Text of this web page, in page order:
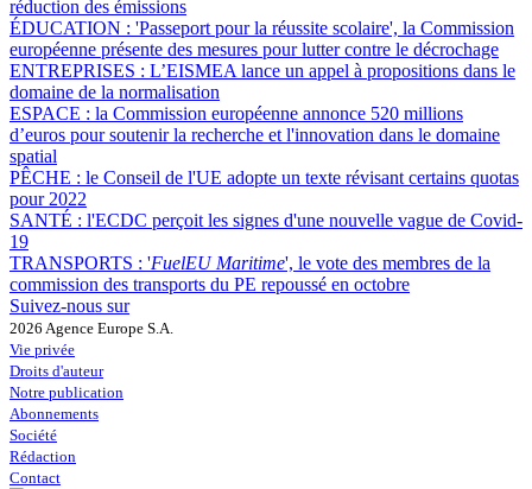
réduction des émissions
ÉDUCATION : 'Passeport pour la réussite scolaire', la Commission
européenne présente des mesures pour lutter contre le décrochage
ENTREPRISES : L’EISMEA lance un appel à propositions dans le
domaine de la normalisation
ESPACE : la Commission européenne annonce 520 millions
d’euros pour soutenir la recherche et l'innovation dans le domaine
spatial
PÊCHE : le Conseil de l'UE adopte un texte révisant certains quotas
pour 2022
SANTÉ : l'ECDC perçoit les signes d'une nouvelle vague de Covid-
19
TRANSPORTS : 'FuelEU Maritime', le vote des membres de la
commission des transports du PE repoussé en octobre
Suivez-nous sur
2026 Agence Europe S.A.
Vie privée
Droits d'auteur
Notre publication
Abonnements
Société
Rédaction
Contact